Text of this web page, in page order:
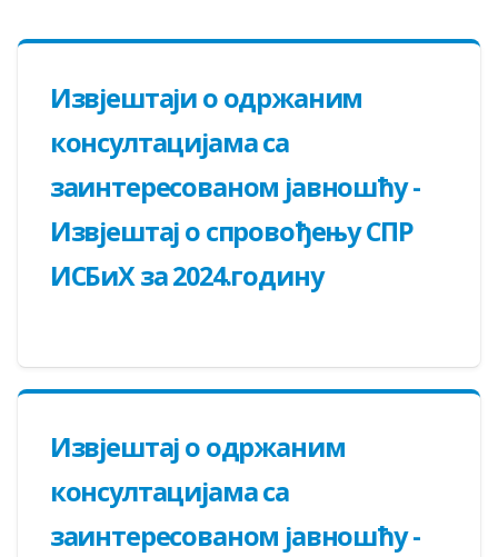
Извјештаји о одржаним
консултацијама са
заинтересованом јавношћу -
Извјештај о спровођењу СПР
ИСБиХ за 2024.годину
Извјeштај о одржаним
консултацијама са
заинтересованом јавношћу -